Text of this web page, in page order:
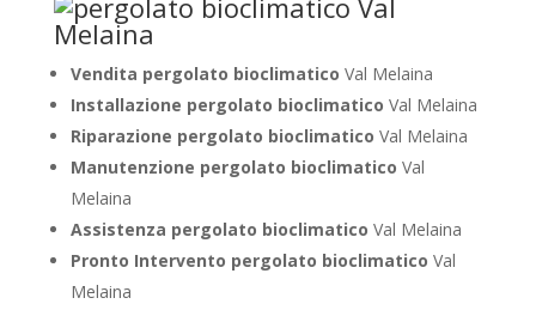
Vendita pergolato bioclimatico Val Melaina
Installazione pergolato bioclimatico Val Melaina
Riparazione pergolato bioclimatico Val Melaina
Manutenzione pergolato bioclimatico Val
Melaina
Assistenza pergolato bioclimatico Val Melaina
Pronto Intervento pergolato bioclimatico Val
Melaina